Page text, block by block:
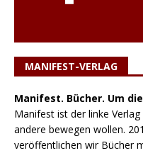
MANIFEST-VERLAG
Manifest. Bücher. Um
Manifest ist der linke
andere bewegen wollen.
veröffentlichen wir Bücher